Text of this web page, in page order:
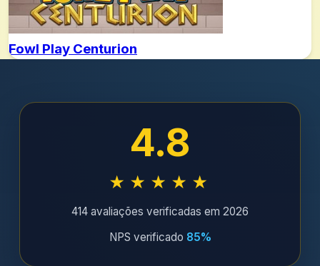
Fowl Play Centurion
4.8
★★★★★
414 avaliações verificadas em 2026
NPS verificado 85%